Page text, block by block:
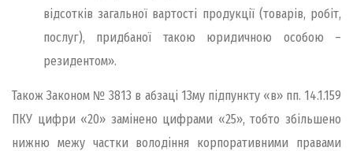
відсотків загальної вартості продукції (товарів, робіт,
послуг), придбаної такою юридичною особою –
резидентом».
Також Законом № 3813 в абзаці 13му підпункту «в» пп. 14.1.159
ПКУ цифри «20» замінено цифрами «25», тобто збільшено
нижню межу частки володіння корпоративними правами